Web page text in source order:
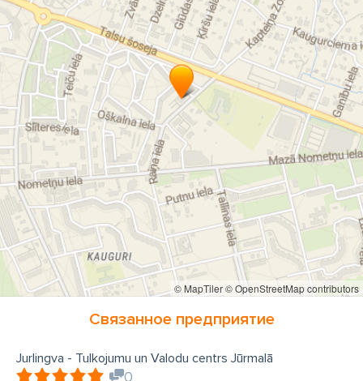
© MapTiler© OpenStreetMap contributors
Связанное предприятие
Jurlingva - Tulkojumu un Valodu centrs Jūrmalā
0